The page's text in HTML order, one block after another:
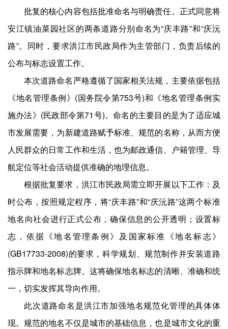
批复的核心内容包括批准命名与明确责任。正式同意将
安江镇油菜园社区的两条道路分别命名为“庆丰路”和“庆沅
路”。同时，要求洪江市民政局作为主管部门，负责后续的
公布与标志设置工作。
本次道路命名严格遵循了国家相关法规，主要依据包括
《地名管理条例》(国务院令第753号)和《地名管理条例实
施办法》(民政部令第71号)。命名的主要目的是为了适应城
市发展需要，为新建道路赋予标准、规范的名称，从而方便
人民群众的日常工作和生活，也为邮政通信、户籍管理、导
航定位等社会活动提供准确的地理信息。
根据批复要求，洪江市民政局需立即开展以下工作：及
时公布，按照规定程序，将“庆丰路”和“庆沅路”这两个标准
地名向社会进行正式公布，确保信息的公开透明；设置标
志，依据《地名管理条例》及国家标准《地名标志》
(GB17733-2008)的要求，科学规划、规范制作并安装道路
指示牌和地名标志牌。这将确保地名标志的清晰、准确和统
一，切实发挥其导向作用。
此次道路命名是洪江市加强地名规范化管理的具体体
现。规范的地名不仅是城市的基础信息，也是城市文化的重